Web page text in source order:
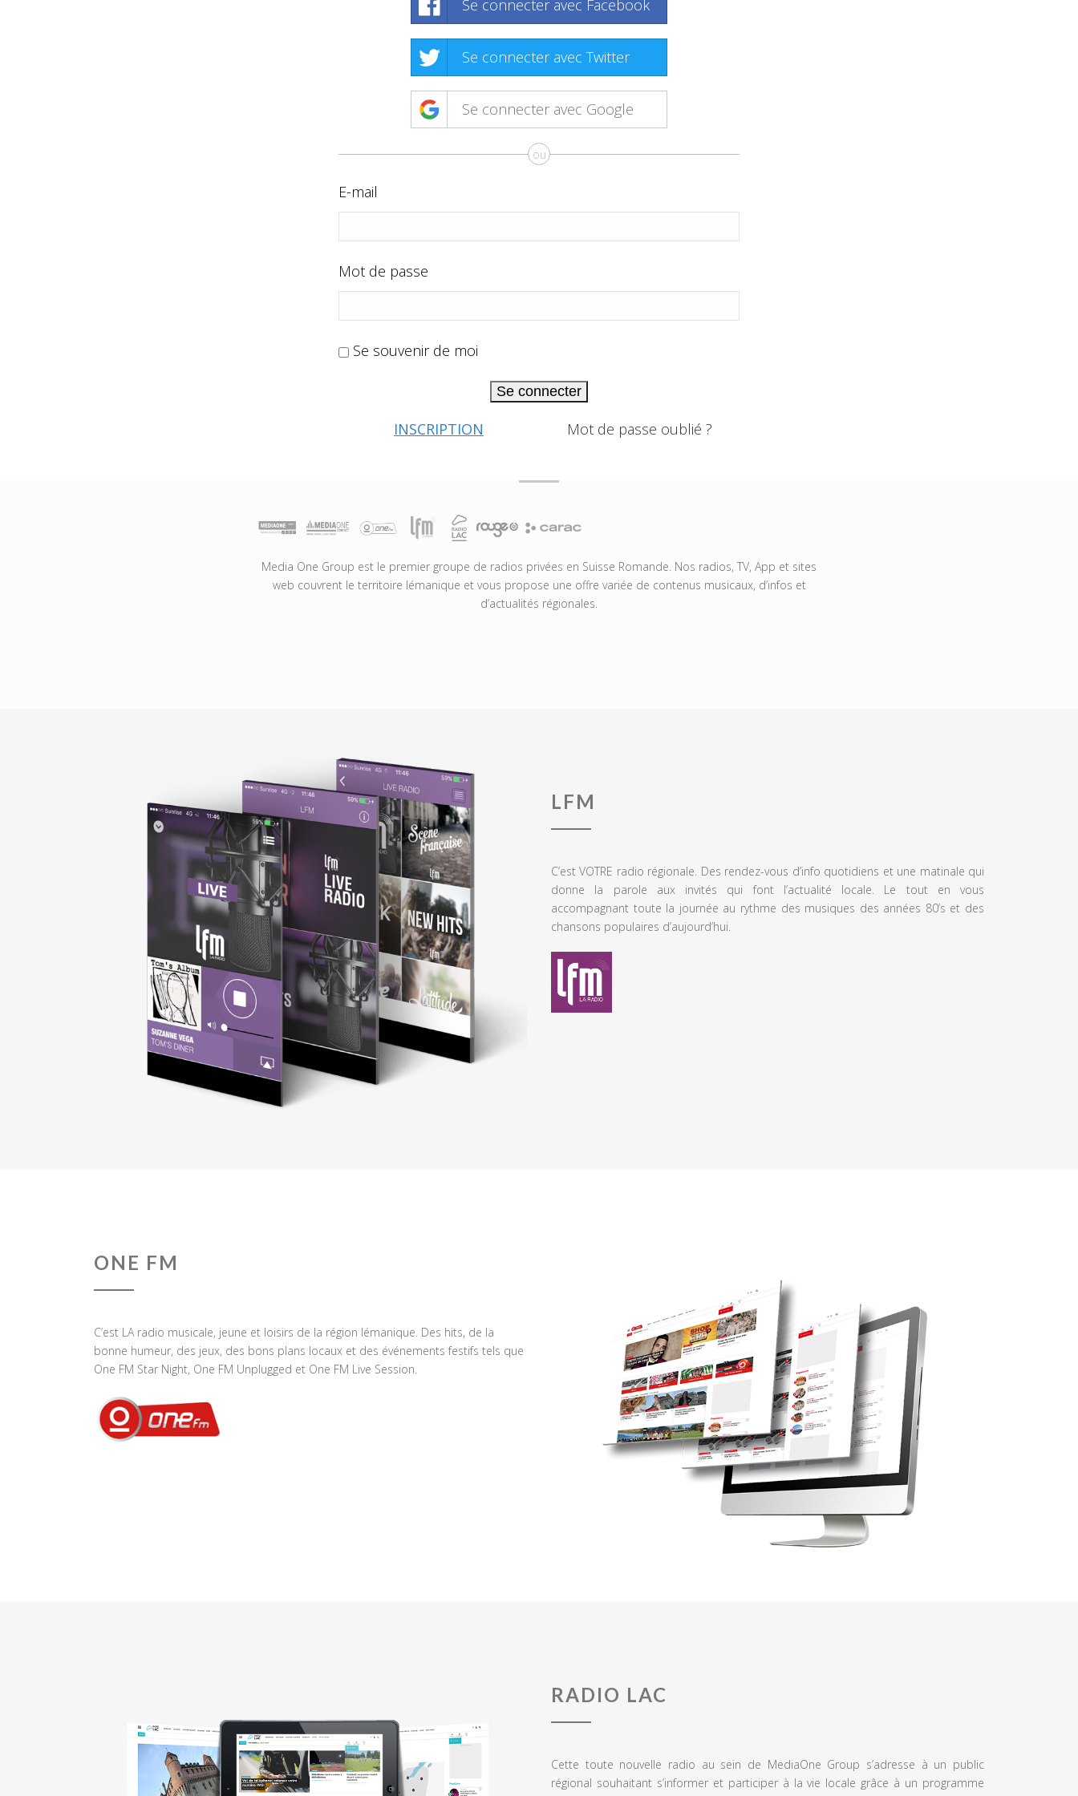
Se connecter avec Facebook
Se connecter avec Twitter
Se connecter avec Google
ou
E-mail
Mot de passe
Se souvenir de moi
Se connecter
INSCRIPTION Mot de passe oublié ?
Media One Group est le premier groupe de radios privées en Suisse Romande. Nos radios, TV, App et sites
web couvrent le territoire lémanique et vous propose une offre variée de contenus musicaux, d’infos et
d’actualités régionales.
LFM
C’est VOTRE radio régionale. Des rendez-vous d’info quotidiens et une matinale qui
donne la parole aux invités qui font l’actualité locale. Le tout en vous
accompagnant toute la journée au rythme des musiques des années 80’s et des
chansons populaires d’aujourd’hui.
ONE FM
C’est LA radio musicale, jeune et loisirs de la région lémanique. Des hits, de la
bonne humeur, des jeux, des bons plans locaux et des événements festifs tels que
One FM Star Night, One FM Unplugged et One FM Live Session.
RADIO LAC
Cette toute nouvelle radio au sein de MediaOne Group s’adresse à un public
régional souhaitant s’informer et participer à la vie locale grâce à un programme